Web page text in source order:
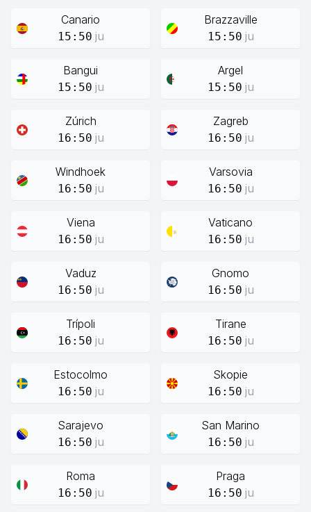
Canario
15:50 ju
Brazzaville
15:50 ju
Bangui
15:50 ju
Argel
15:50 ju
Zúrich
16:50 ju
Zagreb
16:50 ju
Windhoek
16:50 ju
Varsovia
16:50 ju
Viena
16:50 ju
Vaticano
16:50 ju
Vaduz
16:50 ju
Gnomo
16:50 ju
Trípoli
16:50 ju
Tirane
16:50 ju
Estocolmo
16:50 ju
Skopie
16:50 ju
Sarajevo
16:50 ju
San Marino
16:50 ju
Roma
16:50 ju
Praga
16:50 ju